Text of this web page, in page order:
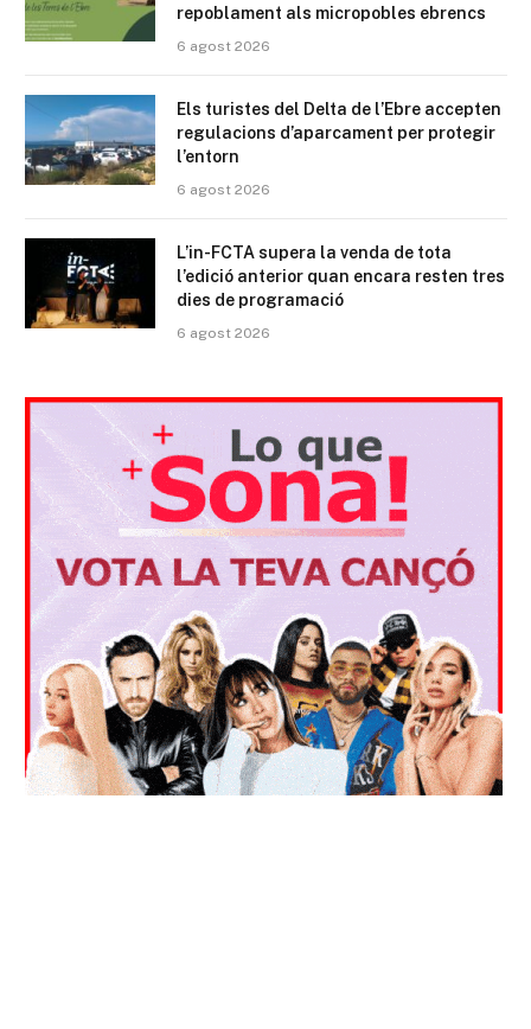
repoblament als micropobles ebrencs
6 agost 2026
Els turistes del Delta de l’Ebre accepten
regulacions d’aparcament per protegir
l’entorn
6 agost 2026
L’in-FCTA supera la venda de tota
l’edició anterior quan encara resten tres
dies de programació
6 agost 2026